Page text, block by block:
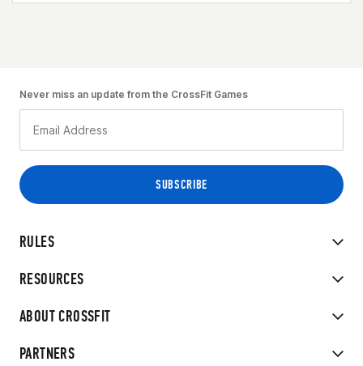
RULES
RESOURCES
ABOUT CROSSFIT
PARTNERS
Never miss an update from the CrossFit Games